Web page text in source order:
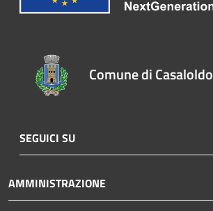
Comune di Casaloldo
SEGUICI SU
AMMINISTRAZIONE